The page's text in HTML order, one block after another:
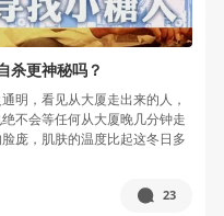
杀更神秘吗？
明，看见从大厦走出来的人，
不会等任何从大厦晚几分钟走
庞，肌肤的温度比起这冬日多
23